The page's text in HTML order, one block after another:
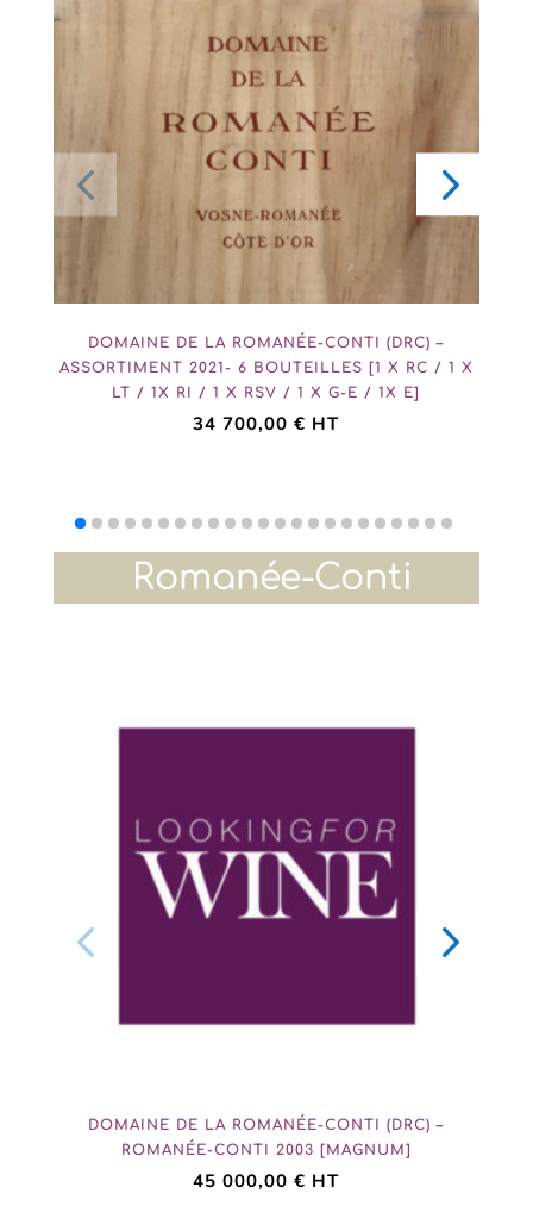
DOMAINE DE LA ROMANÉE-CONTI (DRC) –
ASSORTIMENT 2021- 6 BOUTEILLES [1 X RC / 1 X
LT / 1X RI / 1 X RSV / 1 X G-E / 1X E]
34 700,00€ HT
Romanée-Conti
DOMAINE DE LA ROMANÉE-CONTI (DRC) –
ROMANÉE-CONTI 2003 [MAGNUM]
45 000,00€ HT